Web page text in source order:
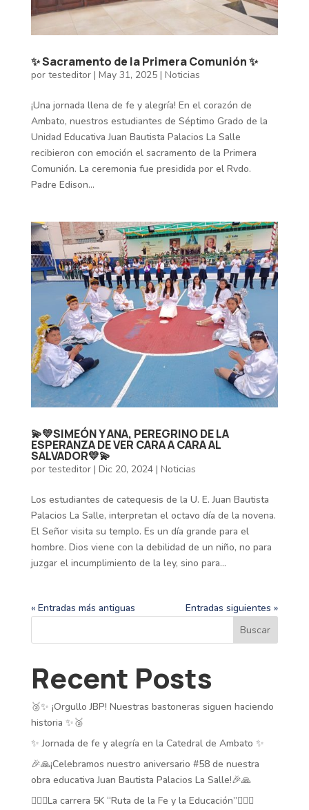
✨ Sacramento de la Primera Comunión ✨
por testeditor| May 31, 2025| Noticias
¡Una jornada llena de fe y alegría! En el corazón de
Ambato, nuestros estudiantes de Séptimo Grado de la
Unidad Educativa Juan Bautista Palacios La Salle
recibieron con emoción el sacramento de la Primera
Comunión. La ceremonia fue presidida por el Rvdo.
Padre Edison...
💫💛SIMEÓN Y ANA, PEREGRINO DE LA
ESPERANZA DE VER CARA A CARA AL
SALVADOR💛💫
por testeditor| Dic 20, 2024| Noticias
Los estudiantes de catequesis de la U. E. Juan Bautista
Palacios La Salle, interpretan el octavo día de la novena.
El Señor visita su templo. Es un día grande para el
hombre. Dios viene con la debilidad de un niño, no para
juzgar el incumplimiento de la ley, sino para...
« Entradas más antiguas
Entradas siguientes »
Buscar
Recent Posts
🥈✨ ¡Orgullo JBP! Nuestras bastoneras siguen haciendo
historia ✨🥈
✨ Jornada de fe y alegría en la Catedral de Ambato ✨
🎉🙏¡Celebramos nuestro aniversario #58 de nuestra
obra educativa Juan Bautista Palacios La Salle!🎉🙏
🏃‍♂️✨La carrera 5K “Ruta de la Fe y la Educación”🏃‍♂️✨